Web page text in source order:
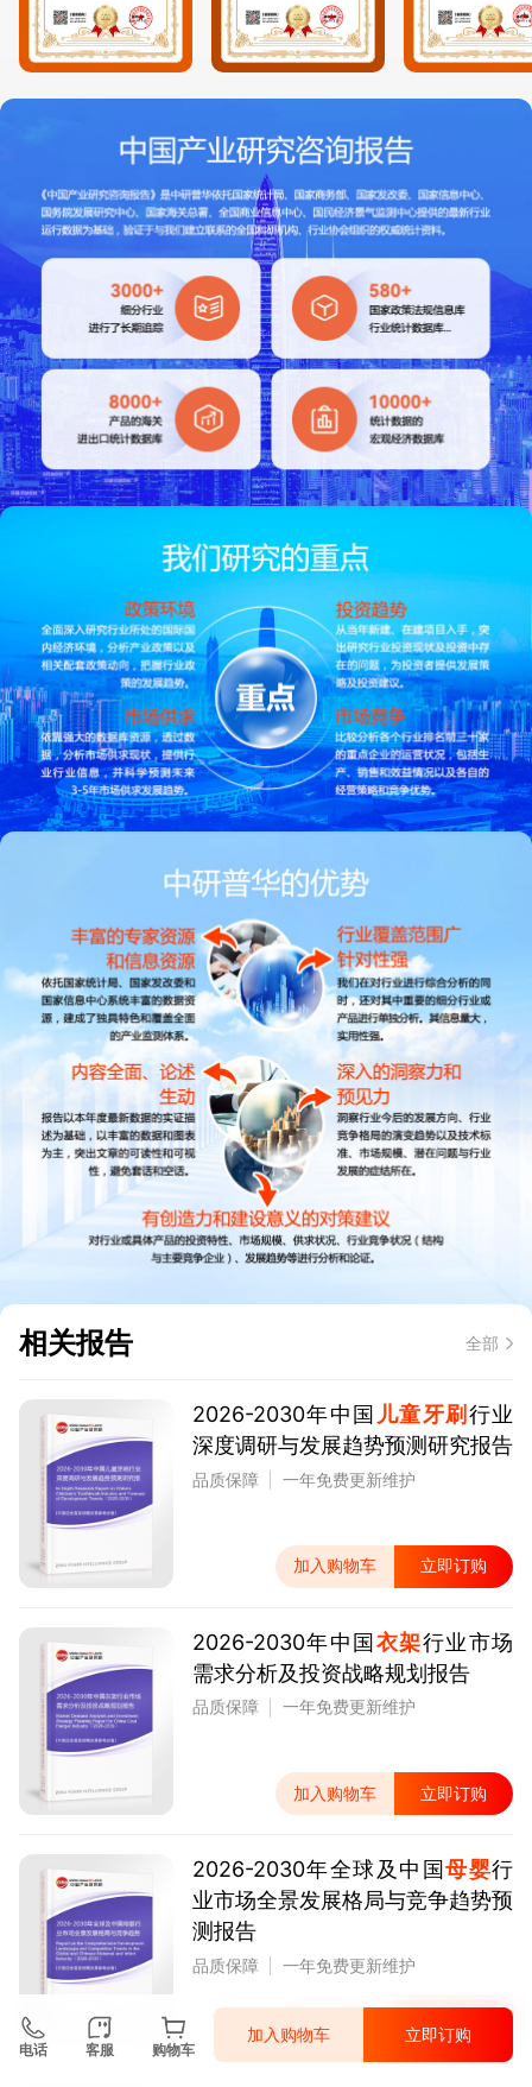
相关报告 全部
2026-2030年中国 儿童牙刷 行业
深度调研与发展趋势预测研究报告
品质保障 一年免费更新维护
加入购物车 立即订购
2026-2030年中国衣架行业市场
需求分析及投资战略规划报告
品质保障 一年免费更新维护
加入购物车 立即订购
2026-2030年全球及中国母婴行
业市场全景发展格局与竞争趋势预
测报告
品质保障 一年免费更新维护
电话 客服 购物车
加入购物车 立即订购